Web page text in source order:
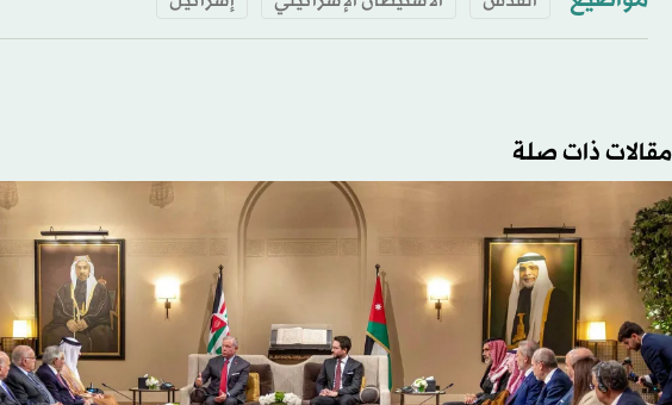
مقالات ذات صلة